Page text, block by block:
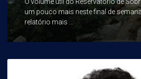
um pouco mais neste final de
relatório mais ...